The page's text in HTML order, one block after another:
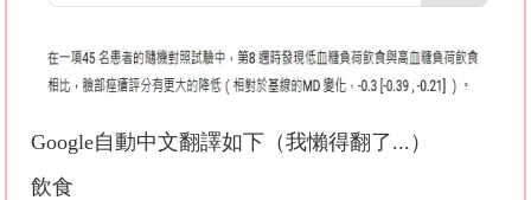
Google自動中文翻譯如下（我懶得翻了...）
飲食